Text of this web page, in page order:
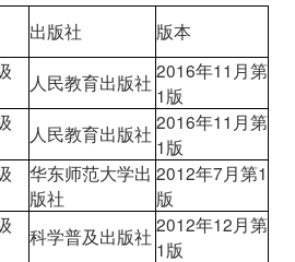
出版社 版本
人民教育出版社 2016年11月第
1版
人民教育出版社 2016年11月第
1版
华东师范大学出
版社
2012年7月第1
版
科学普及出版社 2012年12月第
1版